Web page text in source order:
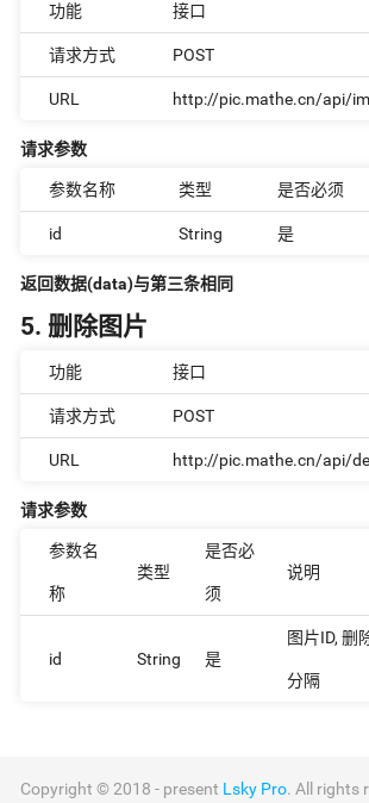
功能 接口
请求方式 POST
URL http://pic.mathe.cn/api/
请求参数
参数名称 类型 是否必须
id String 是
返回数据(data)与第三条相同
5. 删除图片
功能 接口
请求方式 POST
URL http://pic.mathe.cn/api/
请求参数
参数名
称
类型
是否必
须
说明
id String 是
图片ID, 删
分隔
Copyright © 2018 - present Lsky Pro. All rights